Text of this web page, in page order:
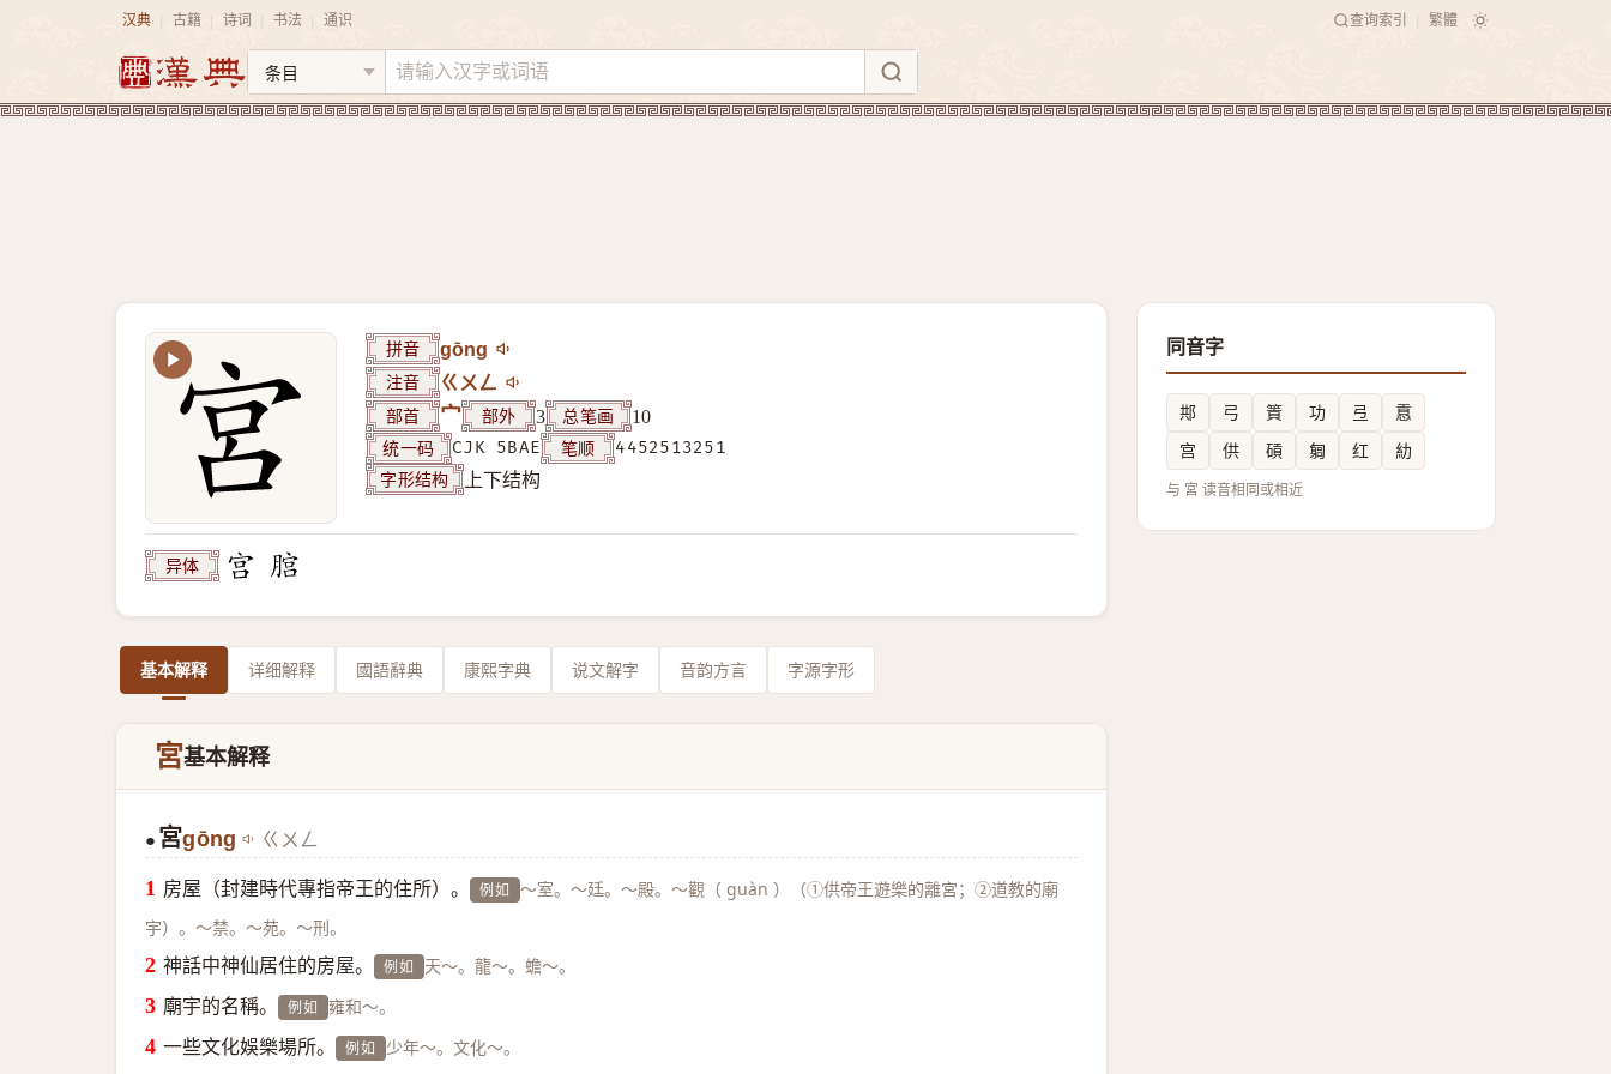
汉典 古籍 诗词 书法 通识 查询索引 繁體
拼音 gōng
注音 ㄍㄨㄥ
部首 宀 部外 3 总笔画 10
统一码 CJK 5BAE 笔顺 4452513251
字形结构 上下结构
异体
基本解释 详细解释 國語辭典 康熙字典 说文解字 音韵方言 字源字形
宮基本解释
● 宮gōng ㄍㄨㄥ
房屋（封建時代專指帝王的住所）。 例如 ～室。～廷。～殿。～觀（ guàn ）（①供帝王遊樂的離宮；②道教的廟
宇）。～禁。～苑。～刑。
神話中神仙居住的房屋。 例如 天～。龍～。蟾～。
廟宇的名稱。 例如 雍和～。
一些文化娛樂場所。 例如 少年～。文化～。
同音字
䢼 弓 篢 功 弖
慐
宫
供 碽 匔 红 糼
与 宮 读音相同或相近